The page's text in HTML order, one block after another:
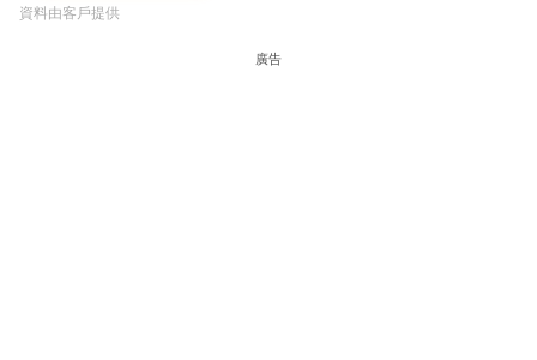
資料由客戶提供
廣告